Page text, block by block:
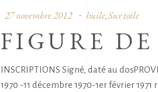
27 novembre 2012 huile Sur toile
FIGURE
INSCRIPTIONS Signé, daté au
1970 -11 décembre 1970-1er février